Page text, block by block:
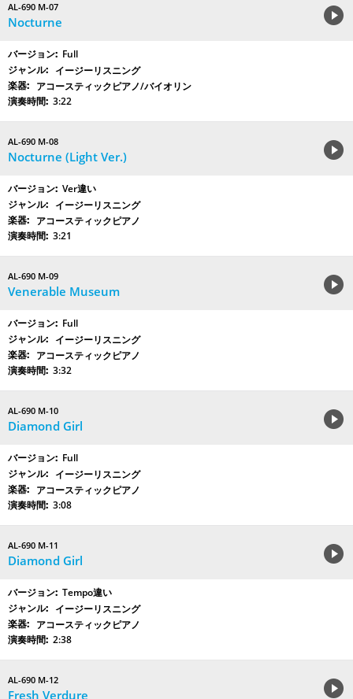
AL-690 M-07
Nocturne
Full
イージーリスニング
アコースティックピアノ/バイオリン
3:22
AL-690 M-08
Nocturne (Light Ver.)
Ver違い
イージーリスニング
アコースティックピアノ
3:21
AL-690 M-09
Venerable Museum
Full
イージーリスニング
アコースティックピアノ
3:32
AL-690 M-10
Diamond Girl
Full
イージーリスニング
アコースティックピアノ
3:08
AL-690 M-11
Diamond Girl
Tempo違い
イージーリスニング
アコースティックピアノ
2:38
AL-690 M-12
Fresh Verdure